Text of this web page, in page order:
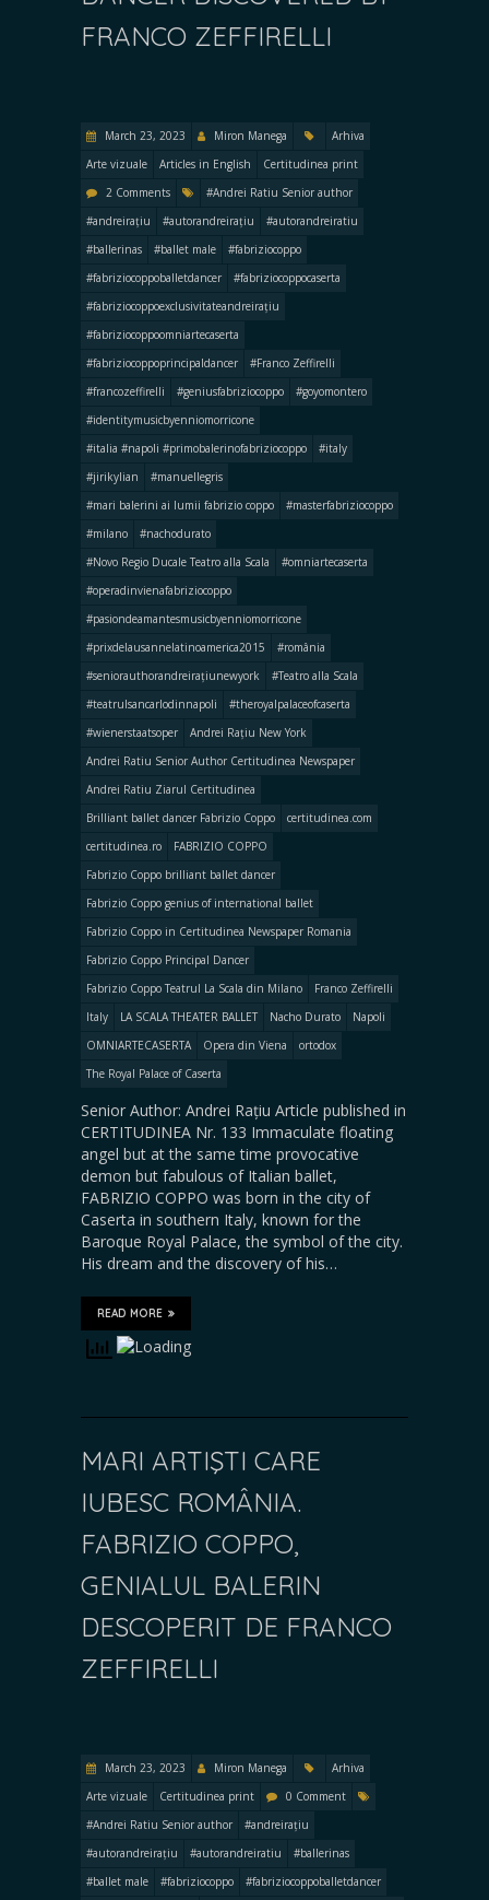
FRANCO ZEFFIRELLI
March 23, 2023 Miron Manega
Arhiva
Arte vizuale
Articles in English
Certitudinea print
2 Comments
#Andrei Ratiu Senior author
#andreirațiu
#autorandreirațiu
#autorandreiratiu
#ballerinas
#ballet male
#fabriziocoppo
#fabriziocoppoballetdancer
#fabriziocoppocaserta
#fabriziocoppoexclusivitateandreirațiu
#fabriziocoppoomniartecaserta
#fabriziocoppoprincipaldancer
#Franco Zeffirelli
#francozeffirelli
#geniusfabriziocoppo
#goyomontero
#identitymusicbyenniomorricone
#italia #napoli #primobalerinofabriziocoppo
#italy
#jirikylian
#manuellegris
#mari balerini ai lumii fabrizio coppo
#masterfabriziocoppo
#milano
#nachodurato
#Novo Regio Ducale Teatro alla Scala
#omniartecaserta
#operadinvienafabriziocoppo
#pasiondeamantesmusicbyenniomorricone
#prixdelausannelatinoamerica2015
#românia
#seniorauthorandreirațiunewyork
#Teatro alla Scala
#teatrulsancarlodinnapoli
#theroyalpalaceofcaserta
#wienerstaatsoper
Andrei Rațiu New York
Andrei Ratiu Senior Author Certitudinea Newspaper
Andrei Ratiu Ziarul Certitudinea
Brilliant ballet dancer Fabrizio Coppo
certitudinea.com
certitudinea.ro
FABRIZIO COPPO
Fabrizio Coppo brilliant ballet dancer
Fabrizio Coppo genius of international ballet
Fabrizio Coppo in Certitudinea Newspaper Romania
Fabrizio Coppo Principal Dancer
Fabrizio Coppo Teatrul La Scala din Milano
Franco Zeffirelli
Italy
LA SCALA THEATER BALLET Nacho Durato
Napoli
OMNIARTECASERTA
Opera din Viena
ortodox
The Royal Palace of Caserta
Senior Author: Andrei Rațiu Article published in
CERTITUDINEA Nr. 133 Immaculate floating
angel but at the same time provocative
demon but fabulous of Italian ballet,
FABRIZIO COPPO was born in the city of
Caserta in southern Italy, known for the
Baroque Royal Palace, the symbol of the city.
His dream and the discovery of his…
READ MORE
MARI ARTIŞTI CARE
IUBESC ROMÂNIA.
FABRIZIO COPPO,
GENIALUL BALERIN
DESCOPERIT DE FRANCO
ZEFFIRELLI
March 23, 2023 Miron Manega
Arhiva
Arte vizuale
Certitudinea print
0 Comment
#Andrei Ratiu Senior author
#andreirațiu
#autorandreirațiu
#autorandreiratiu
#ballerinas
#ballet male
#fabriziocoppo
#fabriziocoppoballetdancer